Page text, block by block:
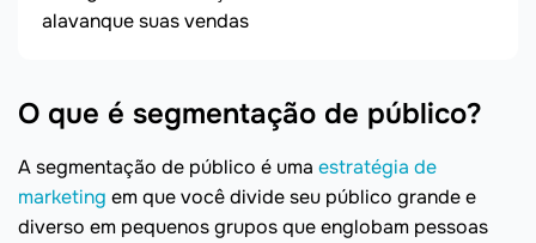
alavanque suas vendas
O que é segmentação de público?
A segmentação de público é uma estratégia de
marketing em que você divide seu público grande e
diverso em pequenos grupos que englobam pessoas